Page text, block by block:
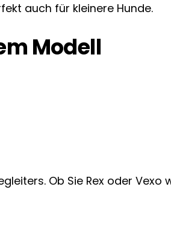
auch für kleinere Hunde.
Modell
Ob Sie Rex oder Vexo